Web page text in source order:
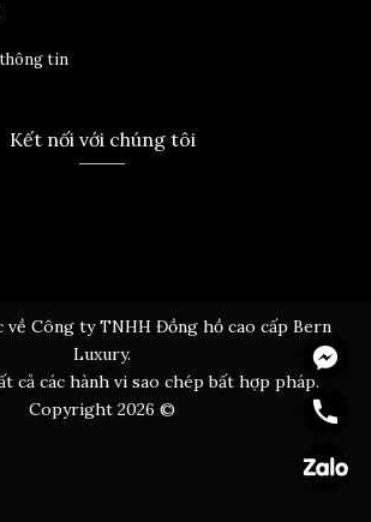
tin
Kết nối với chúng tôi
về Công ty TNHH Đồng hồ cao cấp Bern
Luxury.
cả các hành vi sao chép bất hợp pháp.
Copyright 2026 ©
Hotline